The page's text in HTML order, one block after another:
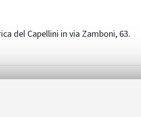
del Capellini in via Zamboni, 63.